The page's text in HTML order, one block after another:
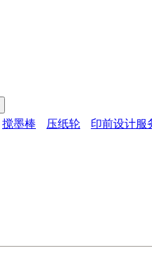
搅墨棒 压纸轮 印前设计服